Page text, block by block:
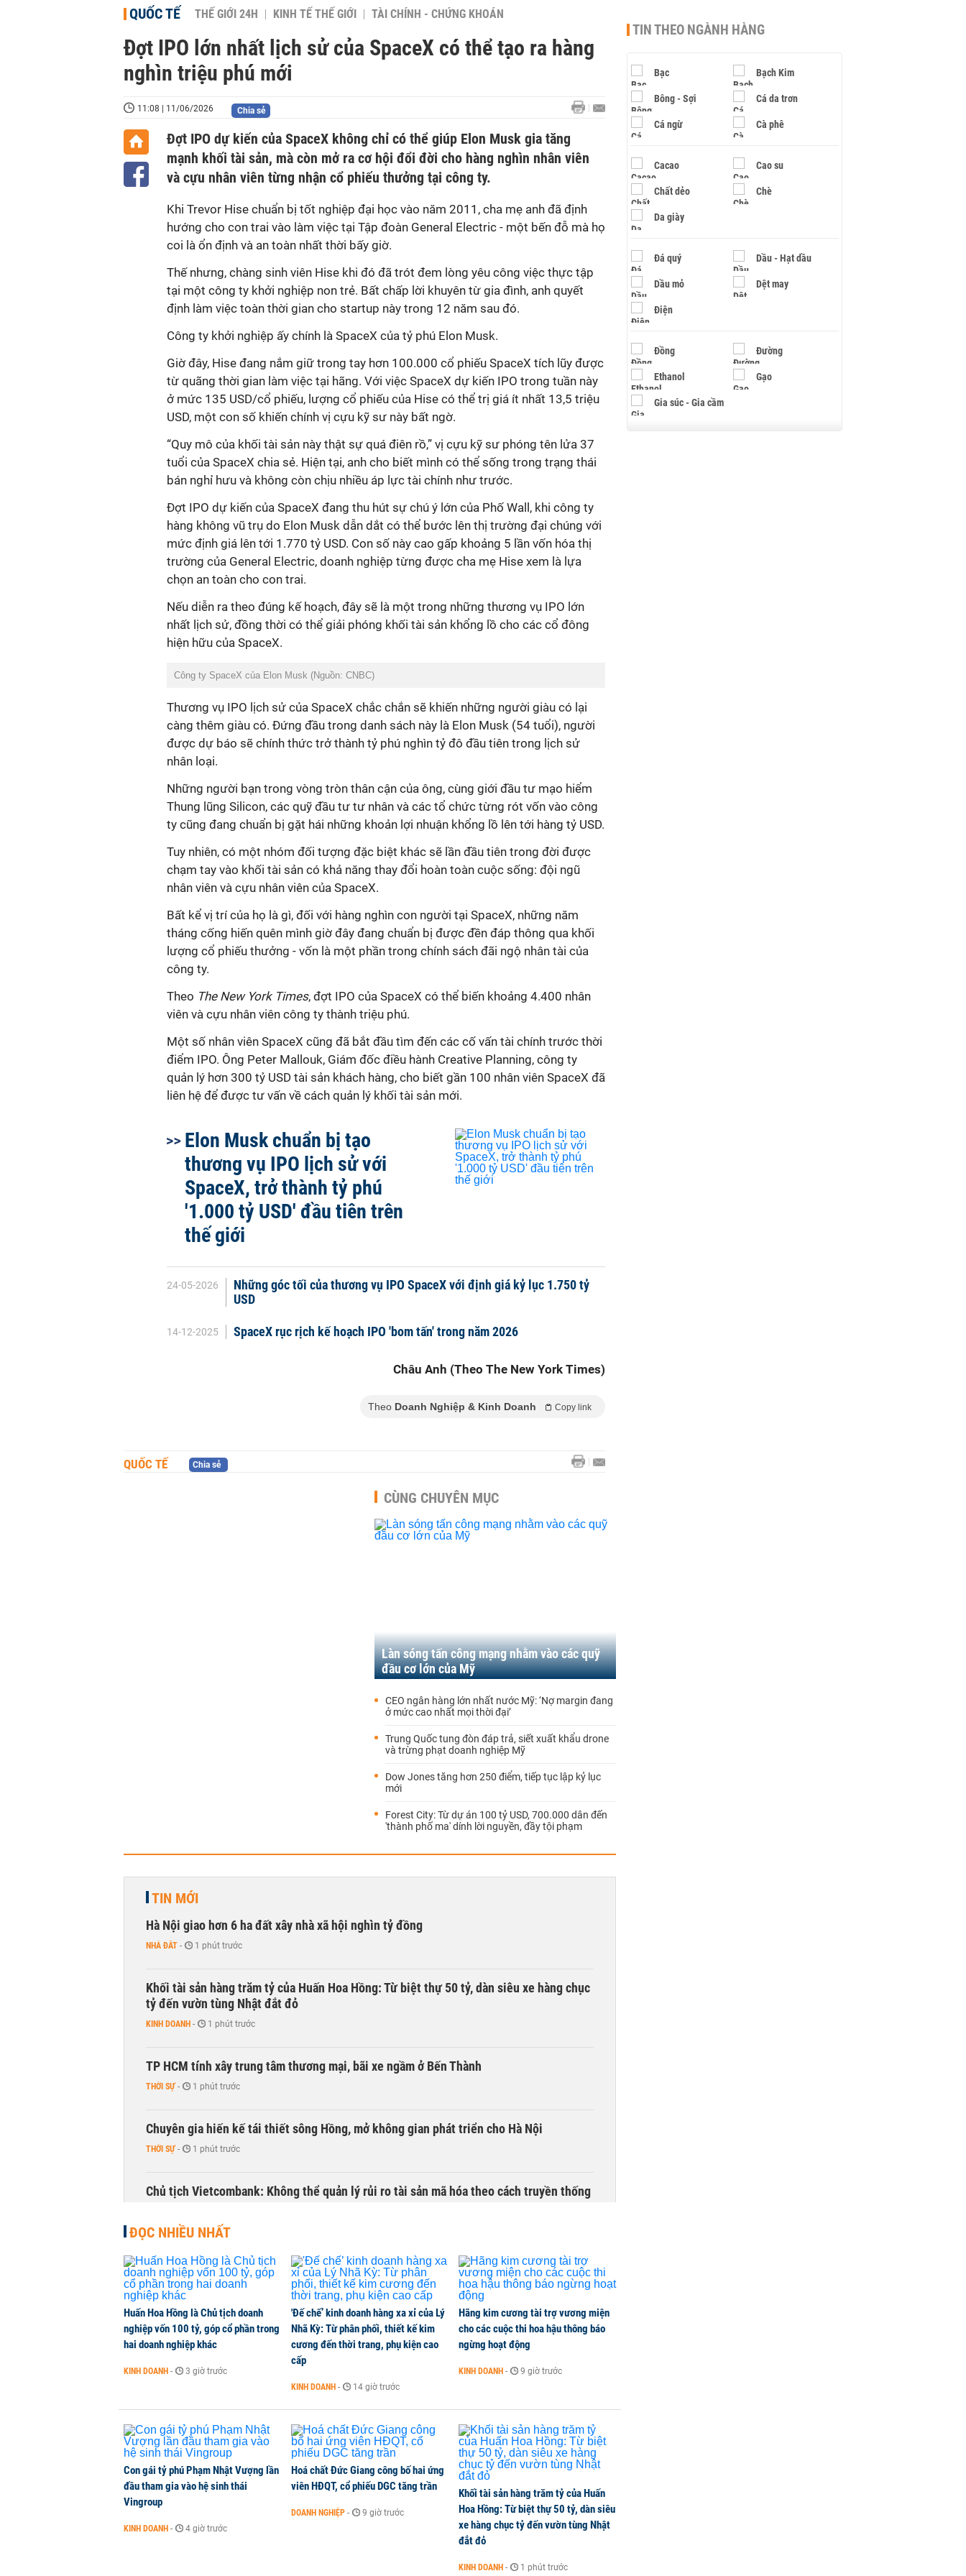
QUỐC TẾ THẾ GIỚI 24H KINH TẾ THẾ GIỚI TÀI CHÍNH - CHỨNG KHOÁN
Đợt IPO lớn nhất lịch sử của SpaceX có thể tạo ra hàng
nghìn triệu phú mới
11:08 | 11/06/2026 Chia sẻ
Đợt IPO dự kiến của SpaceX không chỉ có thể giúp Elon Musk gia tăng
mạnh khối tài sản, mà còn mở ra cơ hội đổi đời cho hàng nghìn nhân viên
và cựu nhân viên từng nhận cổ phiếu thưởng tại công ty.
Khi Trevor Hise chuẩn bị tốt nghiệp đại học vào năm 2011, cha mẹ anh đã định
hướng cho con trai vào làm việc tại Tập đoàn General Electric - một bến đỗ mà họ
coi là ổn định và an toàn nhất thời bấy giờ.
Thế nhưng, chàng sinh viên Hise khi đó đã trót đem lòng yêu công việc thực tập
tại một công ty khởi nghiệp non trẻ. Bất chấp lời khuyên từ gia đình, anh quyết
định làm việc toàn thời gian cho startup này trong 12 năm sau đó.
Công ty khởi nghiệp ấy chính là SpaceX của tỷ phú Elon Musk.
Giờ đây, Hise đang nắm giữ trong tay hơn 100.000 cổ phiếu SpaceX tích lũy được
từ quãng thời gian làm việc tại hãng. Với việc SpaceX dự kiến IPO trong tuần này
ở mức 135 USD/cổ phiếu, lượng cổ phiếu của Hise có thể trị giá ít nhất 13,5 triệu
USD, một con số khiến chính vị cựu kỹ sư này bất ngờ.
“Quy mô của khối tài sản này thật sự quá điên rồ,” vị cựu kỹ sư phóng tên lửa 37
tuổi của SpaceX chia sẻ. Hiện tại, anh cho biết mình có thể sống trong trạng thái
bán nghỉ hưu và không còn chịu nhiều áp lực tài chính như trước.
Đợt IPO dự kiến của SpaceX đang thu hút sự chú ý lớn của Phố Wall, khi công ty
hàng không vũ trụ do Elon Musk dẫn dắt có thể bước lên thị trường đại chúng với
mức định giá lên tới 1.770 tỷ USD. Con số này cao gấp khoảng 5 lần vốn hóa thị
trường của General Electric, doanh nghiệp từng được cha mẹ Hise xem là lựa
chọn an toàn cho con trai.
Nếu diễn ra theo đúng kế hoạch, đây sẽ là một trong những thương vụ IPO lớn
nhất lịch sử, đồng thời có thể giải phóng khối tài sản khổng lồ cho các cổ đông
hiện hữu của SpaceX.
Công ty SpaceX của Elon Musk (Nguồn: CNBC)
Thương vụ IPO lịch sử của SpaceX chắc chắn sẽ khiến những người giàu có lại
càng thêm giàu có. Đứng đầu trong danh sách này là Elon Musk (54 tuổi), người
được dự báo sẽ chính thức trở thành tỷ phú nghìn tỷ đô đầu tiên trong lịch sử
nhân loại.
Những người bạn trong vòng tròn thân cận của ông, cùng giới đầu tư mạo hiểm
Thung lũng Silicon, các quỹ đầu tư tư nhân và các tổ chức từng rót vốn vào công
ty cũng đang chuẩn bị gặt hái những khoản lợi nhuận khổng lồ lên tới hàng tỷ USD.
Tuy nhiên, có một nhóm đối tượng đặc biệt khác sẽ lần đầu tiên trong đời được
chạm tay vào khối tài sản có khả năng thay đổi hoàn toàn cuộc sống: đội ngũ
nhân viên và cựu nhân viên của SpaceX.
Bất kể vị trí của họ là gì, đối với hàng nghìn con người tại SpaceX, những năm
tháng cống hiến quên mình giờ đây đang chuẩn bị được đền đáp thông qua khối
lượng cổ phiếu thưởng - vốn là một phần trong chính sách đãi ngộ nhân tài của
công ty.
Theo The New York Times, đợt IPO của SpaceX có thể biến khoảng 4.400 nhân
viên và cựu nhân viên công ty thành triệu phú.
Một số nhân viên SpaceX cũng đã bắt đầu tìm đến các cố vấn tài chính trước thời
điểm IPO. Ông Peter Mallouk, Giám đốc điều hành Creative Planning, công ty
quản lý hơn 300 tỷ USD tài sản khách hàng, cho biết gần 100 nhân viên SpaceX đã
liên hệ để được tư vấn về cách quản lý khối tài sản mới.
Elon Musk chuẩn bị tạo
thương vụ IPO lịch sử với
SpaceX, trở thành tỷ phú
'1.000 tỷ USD' đầu tiên trên
thế giới
24-05-2026
Những góc tối của thương vụ IPO SpaceX với định giá kỷ lục 1.750 tỷ
USD
14-12-2025 SpaceX rục rịch kế hoạch IPO 'bom tấn' trong năm 2026
Châu Anh (Theo The New York Times)
Theo Doanh Nghiệp & Kinh Doanh Copy link
QUỐC TẾ Chia sẻ
CÙNG CHUYÊN MỤC
Làn sóng tấn công mạng nhằm vào các quỹ
đầu cơ lớn của Mỹ
CEO ngân hàng lớn nhất nước Mỹ: ‘Nợ margin đang
ở mức cao nhất mọi thời đại’
Trung Quốc tung đòn đáp trả, siết xuất khẩu drone
và trừng phạt doanh nghiệp Mỹ
Dow Jones tăng hơn 250 điểm, tiếp tục lập kỷ lục
mới
Forest City: Từ dự án 100 tỷ USD, 700.000 dân đến
'thành phố ma' dính lời nguyền, đầy tội phạm
TIN MỚI
Hà Nội giao hơn 6 ha đất xây nhà xã hội nghìn tỷ đồng
NHÀ ĐẤT - 1 phút trước
Khối tài sản hàng trăm tỷ của Huấn Hoa Hồng: Từ biệt thự 50 tỷ, dàn siêu xe hàng chục
tỷ đến vườn tùng Nhật đắt đỏ
KINH DOANH - 1 phút trước
TP HCM tính xây trung tâm thương mại, bãi xe ngầm ở Bến Thành
THỜI SỰ - 1 phút trước
Chuyên gia hiến kế tái thiết sông Hồng, mở không gian phát triển cho Hà Nội
THỜI SỰ - 1 phút trước
Chủ tịch Vietcombank: Không thể quản lý rủi ro tài sản mã hóa theo cách truyền thống
ĐỌC NHIỀU NHẤT
Huấn Hoa Hồng là Chủ tịch doanh
nghiệp vốn 100 tỷ, góp cổ phần trong
hai doanh nghiệp khác
KINH DOANH - 3 giờ trước
'Đế chế’ kinh doanh hàng xa xỉ của Lý
Nhã Kỳ: Từ phân phối, thiết kế kim
cương đến thời trang, phụ kiện cao
cấp
KINH DOANH - 14 giờ trước
Hãng kim cương tài trợ vương miện
cho các cuộc thi hoa hậu thông báo
ngừng hoạt động
KINH DOANH - 9 giờ trước
Con gái tỷ phú Phạm Nhật Vượng lần
đầu tham gia vào hệ sinh thái
Vingroup
KINH DOANH - 4 giờ trước
Hoá chất Đức Giang công bố hai ứng
viên HĐQT, cổ phiếu DGC tăng trần
DOANH NGHIỆP - 9 giờ trước
Khối tài sản hàng trăm tỷ của Huấn
Hoa Hồng: Từ biệt thự 50 tỷ, dàn siêu
xe hàng chục tỷ đến vườn tùng Nhật
đắt đỏ
KINH DOANH - 1 phút trước
TIN THEO NGÀNH HÀNG
Bạc Bạch Kim
Bông - Sợi Cá da trơn
Cá ngừ Cà phê
Cacao Cao su
Chất dẻo Chè
Da giày
Đá quý Dầu - Hạt dầu
Dầu mỏ Dệt may
Điện
Đồng Đường
Ethanol Gạo
Gia súc - Gia cầm